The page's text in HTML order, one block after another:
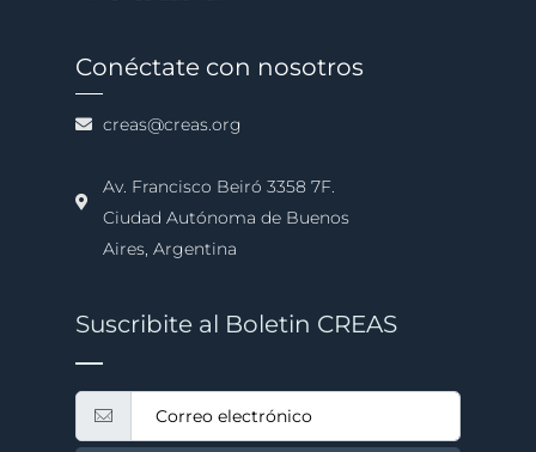
Conéctate con nosotros
creas@creas.org
Av. Francisco Beiró 3358 7F.
Ciudad Autónoma de Buenos
Aires, Argentina
Suscribite al Boletin CREAS